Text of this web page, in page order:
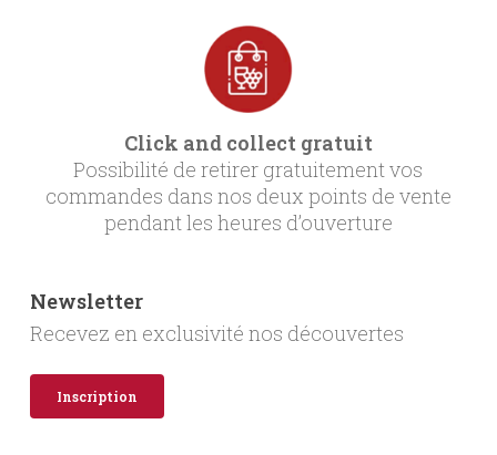
Click and collect gratuit
Possibilité de retirer gratuitement vos
commandes dans nos deux points de vente
pendant les heures d’ouverture
Newsletter
Recevez en exclusivité nos découvertes
Inscription